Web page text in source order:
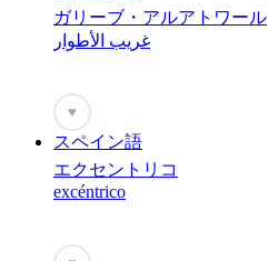
ガリーブ・アルアトワール
غريب الأطوار
♥
スペイン語
エクセントリコ
excéntrico